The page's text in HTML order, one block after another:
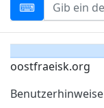
oostfraeisk.org
Benutzerhinweise